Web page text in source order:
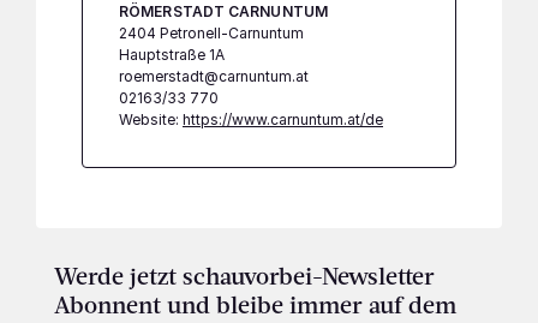
RÖMERSTADT CARNUNTUM
2404 Petronell-Carnuntum
Hauptstraße 1A
roemerstadt@carnuntum.at
02163/33 770
Website: https://www.carnuntum.at/de
Werde jetzt schauvorbei-Newsletter
Abonnent und bleibe immer auf dem